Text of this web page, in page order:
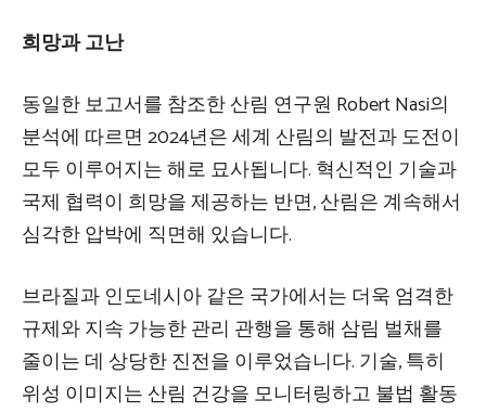
희망과 고난
동일한 보고서를 참조한 산림 연구원 Robert Nasi의
분석에 따르면 2024년은 세계 산림의 발전과 도전이
모두 이루어지는 해로 묘사됩니다. 혁신적인 기술과
국제 협력이 희망을 제공하는 반면, 산림은 계속해서
심각한 압박에 직면해 있습니다.
브라질과 인도네시아 같은 국가에서는 더욱 엄격한
규제와 지속 가능한 관리 관행을 통해 삼림 벌채를
줄이는 데 상당한 진전을 이루었습니다. 기술, 특히
위성 이미지는 산림 건강을 모니터링하고 불법 활동